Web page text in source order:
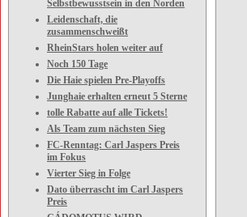
Selbstbewusstsein in den Norden
Leidenschaft, die
zusammenschweißt
RheinStars holen weiter auf
Noch 150 Tage
Die Haie spielen Pre-Playoffs
Junghaie erhalten erneut 5 Sterne
tolle Rabatte auf alle Tickets!
Als Team zum nächsten Sieg
FC-Renntag: Carl Jaspers Preis
im Fokus
Vierter Sieg in Folge
Dato überrascht im Carl Jaspers
Preis